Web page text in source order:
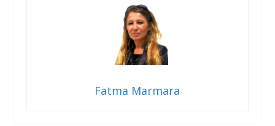
Fatma Marmara